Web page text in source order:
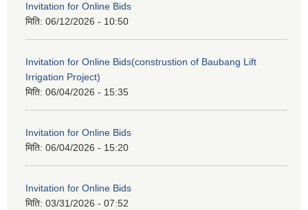
Invitation for Online Bids
मिति: 06/12/2026 - 10:50
Invitation for Online Bids(construstion of Baubang Lift
Irrigation Project)
मिति: 06/04/2026 - 15:35
Invitation for Online Bids
मिति: 06/04/2026 - 15:20
Invitation for Online Bids
मिति: 03/31/2026 - 07:52